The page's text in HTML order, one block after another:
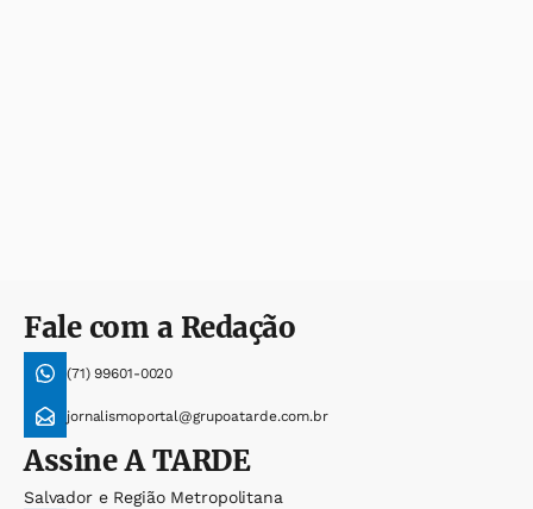
Fale com a Redação
(71) 99601-0020
jornalismoportal@grupoatarde.com.br
AssineA TARDE
Salvador e Região Metropolitana